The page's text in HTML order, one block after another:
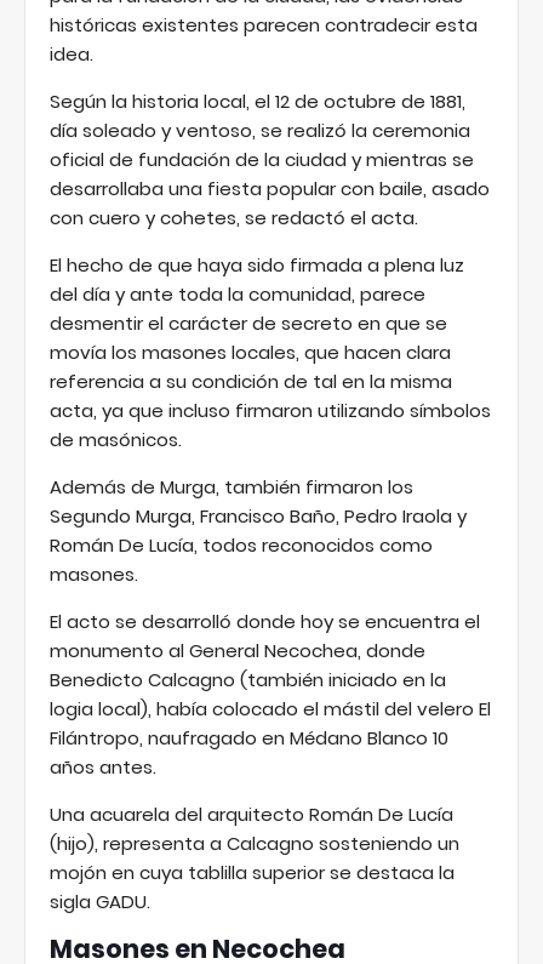
históricas existentes parecen contradecir esta
idea.
Según la historia local, el 12 de octubre de 1881,
día soleado y ventoso, se realizó la ceremonia
oficial de fundación de la ciudad y mientras se
desarrollaba una fiesta popular con baile, asado
con cuero y cohetes, se redactó el acta.
El hecho de que haya sido firmada a plena luz
del día y ante toda la comunidad, parece
desmentir el carácter de secreto en que se
movía los masones locales, que hacen clara
referencia a su condición de tal en la misma
acta, ya que incluso firmaron utilizando símbolos
de masónicos.
Además de Murga, también firmaron los
Segundo Murga, Francisco Baño, Pedro Iraola y
Román De Lucía, todos reconocidos como
masones.
El acto se desarrolló donde hoy se encuentra el
monumento al General Necochea, donde
Benedicto Calcagno (también iniciado en la
logia local), había colocado el mástil del velero El
Filántropo, naufragado en Médano Blanco 10
años antes.
Una acuarela del arquitecto Román De Lucía
(hijo), representa a Calcagno sosteniendo un
mojón en cuya tablilla superior se destaca la
sigla GADU.
Masones en Necochea